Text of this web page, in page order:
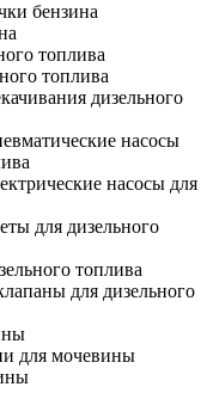
бензина
топлива
топлива
дизельного
насосы
насосы для
для дизельного
топлива
для дизельного
для мочевины